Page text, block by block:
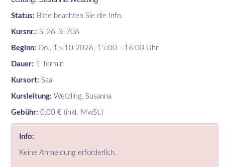
Status: Bitte beachten Sie die Info.
Kursnr.: S-26-3-706
Beginn: Do. , 15.10.2026, 15:00 - 16:00 Uhr
Dauer: 1 Termin
Kursort: Saal
Kursleitung: Wetzling, Susanna
Gebühr: 0,00 € (inkl. MwSt.)
Info:
Keine Anmeldung erforderlich.